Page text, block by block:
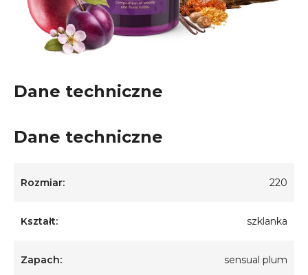
Dane techniczne
Dane techniczne
Rozmiar: 220
Kształt: szklanka
Zapach: sensual plum